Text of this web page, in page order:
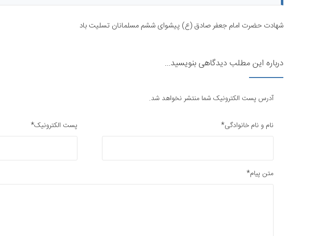
شهادت حضرت امام جعفر صادق (ع) پیشوای ششم مسلمانان تسلیت باد
درباره این مطلب دیدگاهی بنویسید...
آدرس پست الکترونیک شما منتشر نخواهد شد.
نام و نام خانوادگی* پست الکترونیک*
متن پیام*